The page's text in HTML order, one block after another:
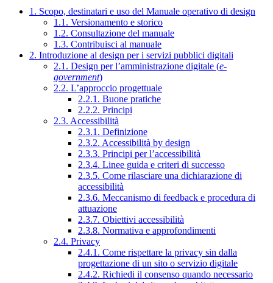
1. Scopo, destinatari e uso del Manuale operativo di design
1.1. Versionamento e storico
1.2. Consultazione del manuale
1.3. Contribuisci al manuale
2. Introduzione al design per i servizi pubblici digitali
2.1. Design per l’amministrazione digitale (e-
government)
2.2. L’approccio progettuale
2.2.1. Buone pratiche
2.2.2. Principi
2.3. Accessibilità
2.3.1. Definizione
2.3.2. Accessibilità by design
2.3.3. Principi per l’accessibilità
2.3.4. Linee guida e criteri di successo
2.3.5. Come rilasciare una dichiarazione di
accessibilità
2.3.6. Meccanismo di feedback e procedura di
attuazione
2.3.7. Obiettivi accessibilità
2.3.8. Normativa e approfondimenti
2.4. Privacy
2.4.1. Come rispettare la privacy sin dalla
progettazione di un sito o servizio digitale
2.4.2. Richiedi il consenso quando necessario